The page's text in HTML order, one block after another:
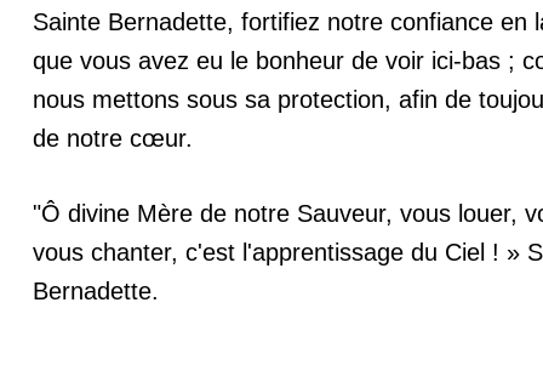
Sainte Bernadette, fortifiez notre confiance en
que vous avez eu le bonheur de voir ici-bas ;
nous mettons sous sa protection, afin de
de notre cœur.
"Ô divine Mère de notre Sauveur, vous louer,
vous chanter, c'est l'apprentissage du Ciel ! »
Bernadette.